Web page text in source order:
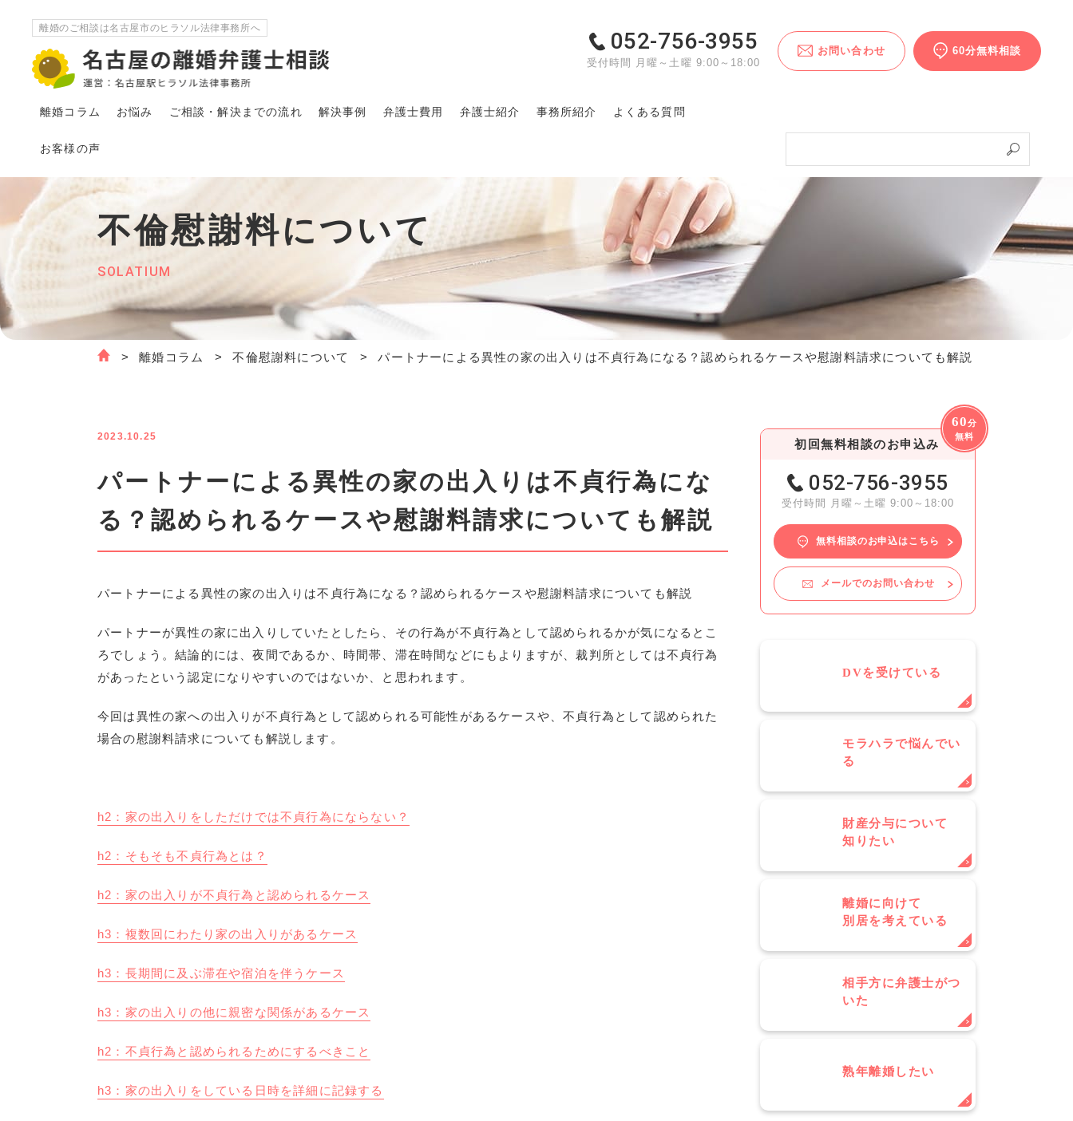
離婚のご相談は名古屋市のヒラソル法律事務所へ
離婚コラム お悩み ご相談・解決 までの流れ 解決事例 弁護士費用 弁護士紹介 事務所紹介 よくある質問
お客様の声
052-756-3955
受付時間 月曜～土曜 9:00～18:00
60分無料相談
お問い合わせ
不倫慰謝料について
SOLATIUM
離婚コラム 不倫慰謝料について パートナーによる異性の家の出入りは不貞行為になる？認められるケースや慰謝料請求についても解説
2023.10.25
パートナーによる異性の家の出入りは不貞行為にな
る？認められるケースや慰謝料請求についても解説
パートナーによる異性の家の出入りは不貞行為になる？認められるケースや慰謝料請求についても解説
パートナーが異性の家に出入りしていたとしたら、その行為が不貞行為として認められるかが気になるとこ
ろでしょう。結論的には、夜間であるか、時間帯、滞在時間などにもよりますが、裁判所としては不貞行為
があったという認定になりやすいのではないか、と思われます。
今回は異性の家への出入りが不貞行為として認められる可能性があるケースや、不貞行為として認められた
場合の慰謝料請求についても解説します。
h2：家の出入りをしただけでは不貞行為にならない？
h2：そもそも不貞行為とは？
h2：家の出入りが不貞行為と認められるケース
h3：複数回にわたり家の出入りがあるケース
h3：長期間に及ぶ滞在や宿泊を伴うケース
h3：家の出入りの他に親密な関係があるケース
h2：不貞行為と認められるためにするべきこと
h3：家の出入りをしている日時を詳細に記録する
60分
無料
初回無料相談のお申込み
052-756-3955
受付時間 月曜～土曜 9:00～18:00
無料相談のお申込はこちら
メールでのお問い合わせ
DVを受けている
モラハラで悩んでい
る
財産分与について
知りたい
離婚に向けて
別居を考えている
相手方に弁護士がつ
いた
熟年離婚したい